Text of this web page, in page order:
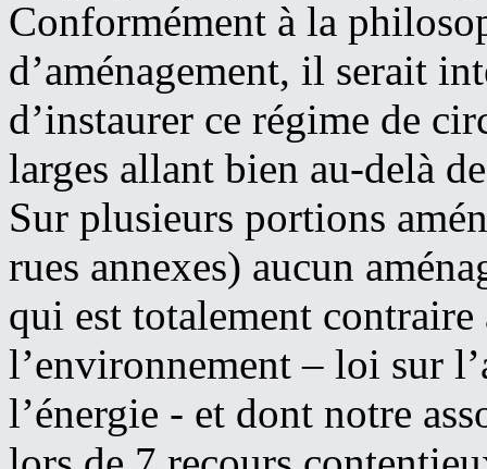
Conformément à la
d’aménagement, il serait
d’instaurer ce régime de
larges allant bien au-delà
Sur plusieurs portions
rues annexes) aucun
qui est totalement
l’environnement – loi sur
l’énergie - et dont notre